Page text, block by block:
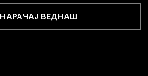
НАРАЧАЈ ВЕДНАШ